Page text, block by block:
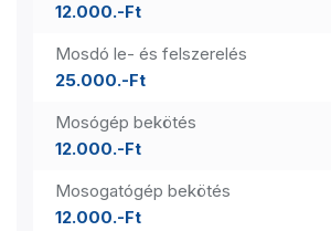
12.000.-Ft
Mosdó le- és felszerelés
25.000.-Ft
Mosógép bekötés
12.000.-Ft
Mosogatógép bekötés
12.000.-Ft